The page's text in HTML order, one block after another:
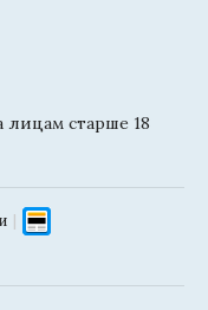
лицам старше 18
|